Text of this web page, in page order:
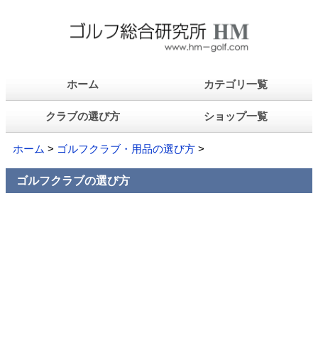
ホーム カテゴリ一覧
クラブの選び方 ショップ一覧
ホーム > ゴルフクラブ・用品の選び方 >
ゴルフクラブの選び方